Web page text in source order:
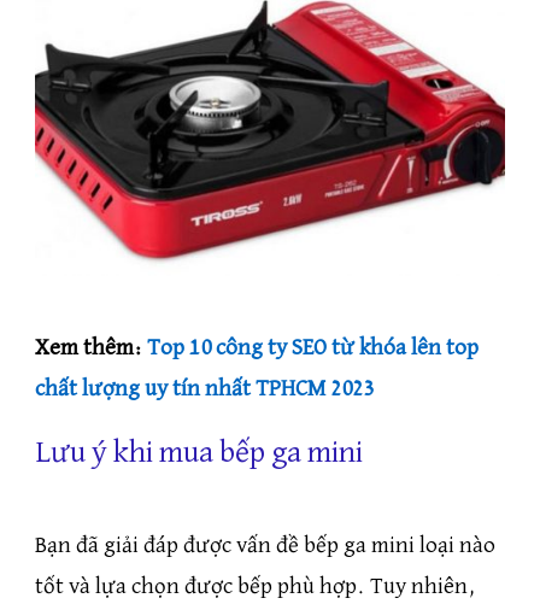
Xem thêm: Top 10 công ty SEO từ khóa lên top
chất lượng uy tín nhất TPHCM 2023
Lưu ý khi mua bếp ga mini
Bạn đã giải đáp được vấn đề bếp ga mini loại nào
tốt và lựa chọn được bếp phù hợp. Tuy nhiên,